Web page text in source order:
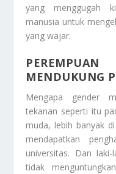
yang menggugah
manusia untuk
yang wajar.
MENDUKUNG
Mengapa gender
tekanan seperti itu
muda, lebih banyak
mendapatkan
universitas. Dan
tidak